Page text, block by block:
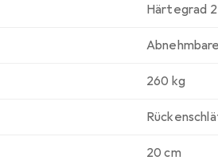
Härtegrad
260 kg
20 cm